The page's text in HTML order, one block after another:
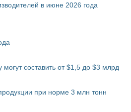
в июне 2026 года
могут составить от $1,5 до $3 млрд
при норме 3 млн тонн